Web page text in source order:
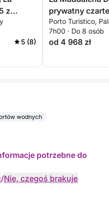
z
5 (8)
prywatny
Porto Turistico,
7h00 · Do 8 osób
od 4 968 zł
wodnych
potrzebne do
/Nie, czegoś brakuje